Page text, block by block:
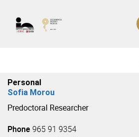
content
Personal
Sofia Morou
Predoctoral Researcher
Phone 965 91 9354